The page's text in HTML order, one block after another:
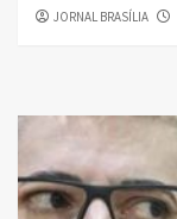
JORNAL BRASÍLIA